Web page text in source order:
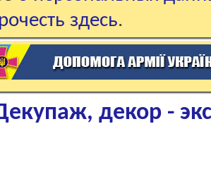
здесь.
декор -